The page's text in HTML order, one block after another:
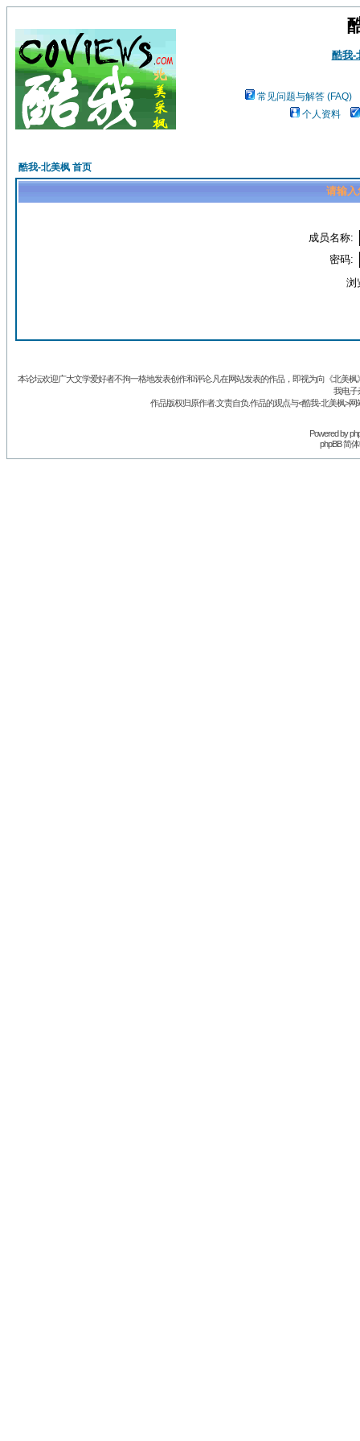
酷我-
常见问题与解答 (FAQ)
个人资料
酷我-北美枫 首页
请输入
成员名称:
密码:
浏
本论坛欢迎广大文学爱好者不拘一格地发表创作和评论.凡在网站发表的作品，即视为向《北美
我电子
作品版权归原作者.文责自负.作品的观点与<酷我-北美枫>
Powered by
phpBB 简